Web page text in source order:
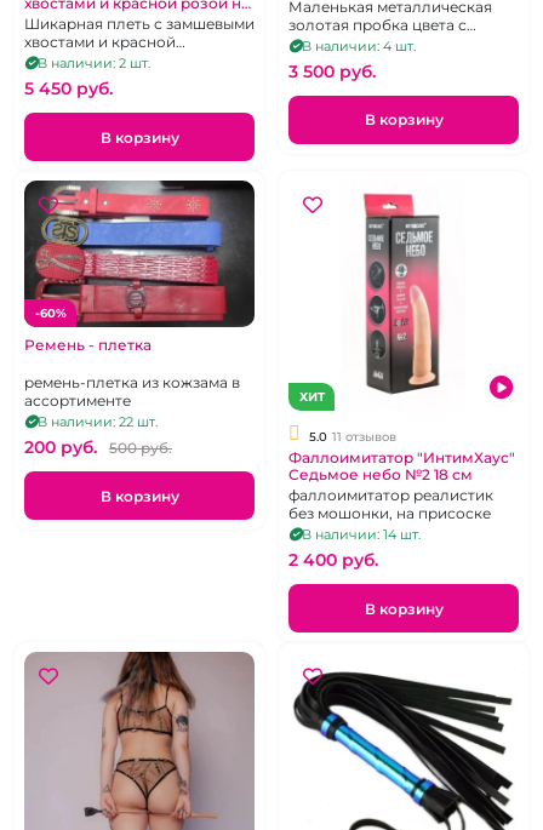
ручке "BDSM Арсенал"
Шикарная плеть с замшевыми
хвостами и красной
лакированной ручкой в
форме розы
В наличии: 2 шт.
5 450 pуб.
В корзину
Маленькая металлическая
золотая пробка цвета с
лисьим хвостом, р. S
В наличии: 4 шт.
3 500 pуб.
В корзину
-60%
Ремень - плетка
ремень-плетка из кожзама в
ассортименте
В наличии: 22 шт.
200 pуб. 500 pуб.
В корзину
ХИТ
5.0 11 отзывов
Фаллоимитатор "ИнтимХаус"
Седьмое небо №2 18 см
фаллоимитатор реалистик
без мошонки, на присоске
В наличии: 14 шт.
2 400 pуб.
В корзину